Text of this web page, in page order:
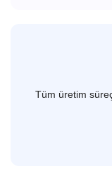
Tüm üretim